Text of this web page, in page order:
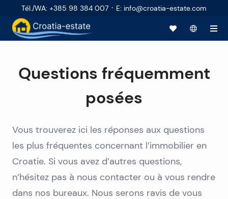
Tél./WA: +385 98 384 007 · E: info@croatia-estate.com
Questions fréquemment
posées
Vous trouverez ici les réponses aux questions
les plus fréquentes concernant l’immobilier en
Croatie. Si vous avez d’autres questions,
n’hésitez pas à nous contacter ou à vous rendre
dans nos bureaux. Nous serons ravis de vous